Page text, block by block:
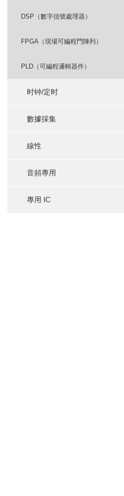
DSP（數字信號處理器）
FPGA（現場可編程門陣列）
PLD（可編程邏輯器件）
时钟/定时
數據採集
線性
音頻專用
專用 IC